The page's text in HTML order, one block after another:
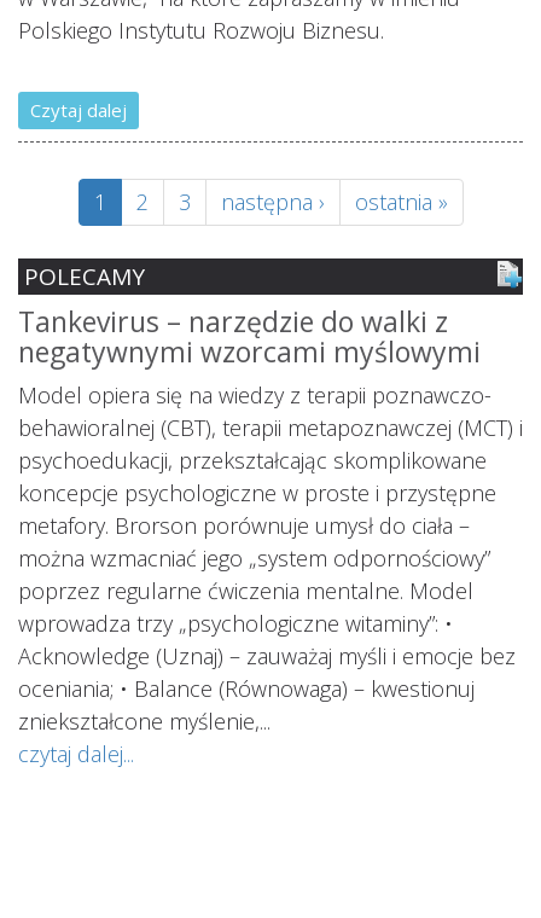
Polskiego Instytutu Rozwoju Biznesu.
Czytaj dalej
1 2 3 następna › ostatnia »
POLECAMY
Tankevirus – narzędzie do walki z
negatywnymi wzorcami myślowymi
Model opiera się na wiedzy z terapii poznawczo-
behawioralnej (CBT), terapii metapoznawczej (MCT) i
psychoedukacji, przekształcając skomplikowane
koncepcje psychologiczne w proste i przystępne
metafory. Brorson porównuje umysł do ciała –
można wzmacniać jego „system odpornościowy”
poprzez regularne ćwiczenia mentalne. Model
wprowadza trzy „psychologiczne witaminy”: •
Acknowledge (Uznaj) – zauważaj myśli i emocje bez
oceniania; • Balance (Równowaga) – kwestionuj
zniekształcone myślenie,...
czytaj dalej...